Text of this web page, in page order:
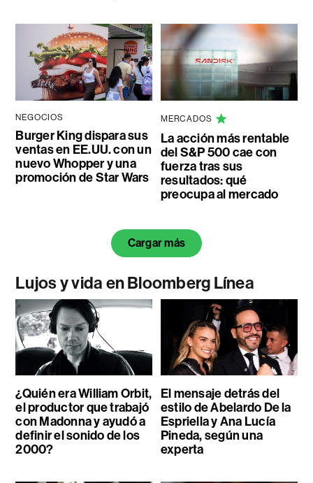
NEGOCIOS
Burger King dispara sus
ventas en EE.UU. con un
nuevo Whopper y una
promoción de Star Wars
MERCADOS
La acción más rentable
del S&P 500 cae con
fuerza tras sus
resultados: qué
preocupa al mercado
Cargar más
Lujos y vida en Bloomberg Línea
¿Quién era William Orbit,
el productor que trabajó
con Madonna y ayudó a
definir el sonido de los
2000?
El mensaje detrás del
estilo de Abelardo De la
Espriella y Ana Lucía
Pineda, según una
experta